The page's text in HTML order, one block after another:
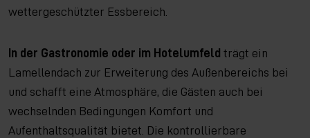
wettergeschützter Essbereich.
In der Gastronomie oder im Hotelumfeld trägt ein
Lamellendach zur Erweiterung des Außenbereichs bei
und schafft eine Atmosphäre, die Gästen auch bei
wechselnden Bedingungen Komfort und
Aufenthaltsqualität bietet. Die kontrollierbare